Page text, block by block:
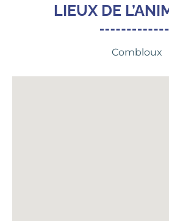
LIEUX DE
Combloux